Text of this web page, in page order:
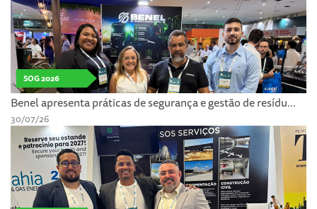
SOG 2026
Benel apresenta práticas de segurança e gestão de resídu...
30/07/26